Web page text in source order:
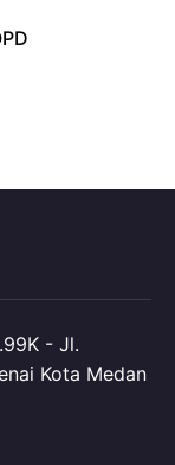
- Jl.
Kota Medan